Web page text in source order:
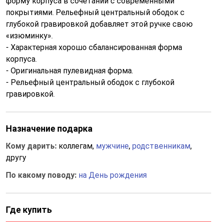
покрытиями. Рельефный центральный ободок с
глубокой гравировкой добавляет этой ручке свою
«изюминку».
- Характерная хорошо сбалансированная форма
корпуса.
- Оригинальная пулевидная форма.
- Рельефный центральный ободок с глубокой
гравировкой.
Назначение подарка
Кому дарить: коллегам, мужчине, родственникам,
другу
По какому поводу: на День рождения
Где купить